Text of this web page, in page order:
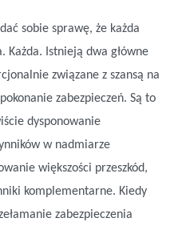
sobie sprawę, że każda
Każda. Istnieją dwa główne
związane z szansą na
zabezpieczeń. Są to
dysponowanie
w nadmiarze
większości przeszkód,
komplementarne. Kiedy
zabezpieczenia